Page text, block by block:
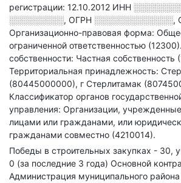
регистрации: 12.10.2012 ИНН
░░░░░░░░░, ОГРН ░░░░░░░░░░░░░,
Организационно-правовая форма:
ограниченной ответственностью (12300).
собственности: Частная собственность
Территориальная принадлежность:
(80445000000), г Стерлитамак
Классификатор органов
управления: Организации,
лицами или гражданами, или
гражданами совместно (4210014).
Победы в строительных закупках - 30,
0 (за последние 3 года) Основной
Администрация муниципального